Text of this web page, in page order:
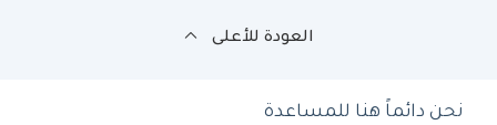
العودة للأعلى
نحن دائماً هنا للمساعدة